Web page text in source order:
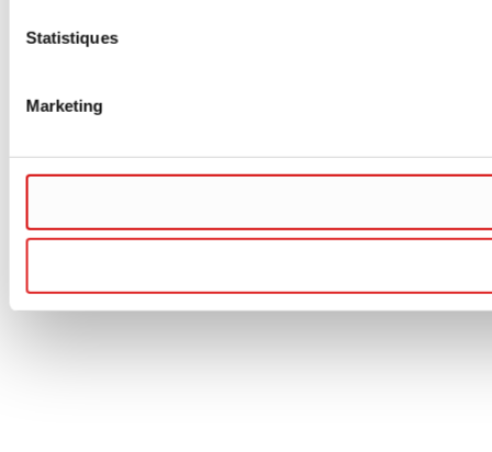
Statistiques
Marketing